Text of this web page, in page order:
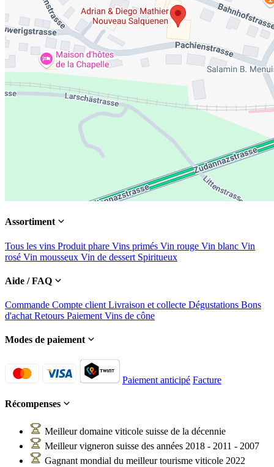
Assortiment
Tous les vins Produit phare Vins primés Vin rouge Vin blanc Vin
rosé Vin mousseux Vin de dessert Spiritueux
Aide / FAQ
Commande Compte client Livraison et collecte Dégustations Bons
d'achat Retours Paiement Vins de cône
Modes de paiement
Paiement anticipé Facture
Récompenses
Meilleur domaine viticole suisse de la décennie
Meilleur vigneron suisse des années 2018 - 2011 - 2007
Gagnant mondial du meilleur tourisme viticole 2022